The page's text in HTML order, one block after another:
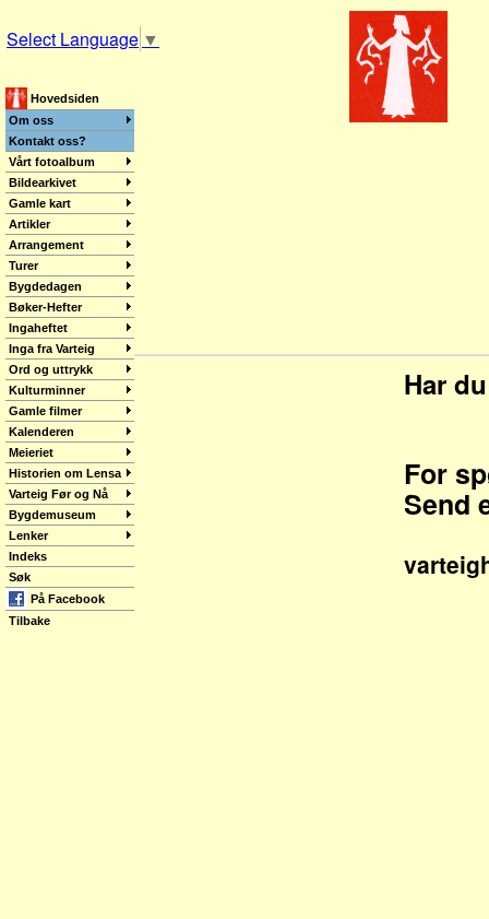
Hovedsiden
Om oss
Kontakt oss?
Vårt fotoalbum
Bildearkivet
Gamle kart
Artikler
Arrangement
Turer
Bygdedagen
Bøker-Hefter
Ingaheftet
Inga fra Varteig
Ord og uttrykk
Kulturminner
Gamle filmer
Kalenderen
Meieriet
Historien om Lensa
Varteig Før og Nå
Bygdemuseum
Lenker
Indeks
Søk
På Facebook
Tilbake
Select Language ▼
Har
For
Send